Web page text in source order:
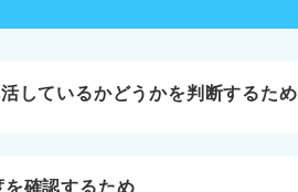
ィブ職
しているかどうかを判断するため
を確認するため